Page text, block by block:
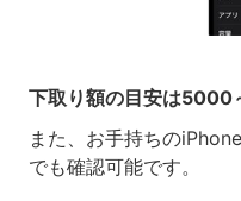
下取り額の目安は
また、お手持ちの
でも確認可能です。